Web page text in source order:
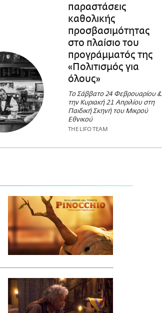
παραστάσεις
καθολικής
προσβασιμότητας
στο πλαίσιο του
προγράμματός της
«Πολιτισμός για
όλους»
Το Σάββατο 24 Φεβρουαρίου &
την Κυριακή 21 Απριλίου στη
Παιδική Σκηνή του Μικρού
Εθνικού
THE LIFO TEAM